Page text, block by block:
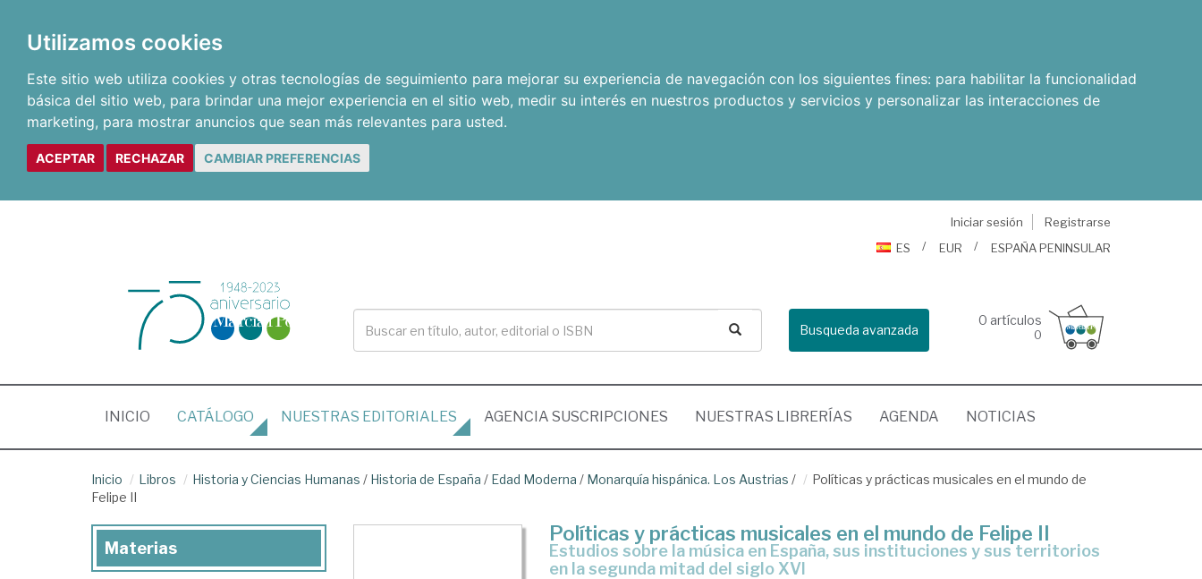
Utilizamos cookies
Este sitio web utiliza cookies y otras tecnologías de seguimiento para mejorar su experiencia de navegación con los siguientes fines: para habilitar la funcionalidad
básica del sitio web, para brindar una mejor experiencia en el sitio web, medir su interés en nuestros productos y servicios y personalizar las interacciones de
marketing, para mostrar anuncios que sean más relevantes para usted.
ACEPTAR RECHAZAR CAMBIAR PREFERENCIAS
Iniciar sesión
Registrarse
ES
EUR ESPAÑA PENINSULAR
Busqueda avanzada
0 artículos
0
INICIO (CURRENT)
CATÁLOGO NUESTRAS EDITORIALES AGENCIA SUSCRIPCIONES NUESTRAS LIBRERÍAS AGENDA NOTICIAS
Inicio Libros Historia y Ciencias Humanas / Historia de España / Edad Moderna / Monarquía hispánica. Los Austrias /
Políticas y prácticas musicales en el mundo de
Felipe II
Políticas y prácticas musicales en el mundo de Felipe II
estudios sobre la música en España, sus instituciones y sus territorios
en la segunda mitad del siglo XVI
Materias